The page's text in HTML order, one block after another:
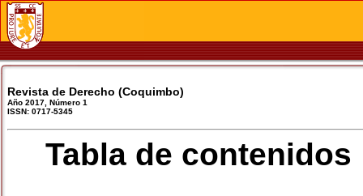
Revista de Derecho (Coquimbo)
Año 2017, Número 1
ISSN: 0717-5345
Tabla de contenidos